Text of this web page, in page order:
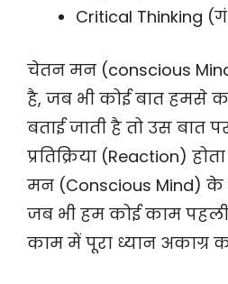
Critical Thinking
चेतन मन (conscious
है, जब भी कोई बात हमसे
बताई जाती है तो उस बात
प्रतिक्रिया (Reaction)
मन (Conscious Mind) के
जब भी हम कोई काम
काम में पूरा ध्यान